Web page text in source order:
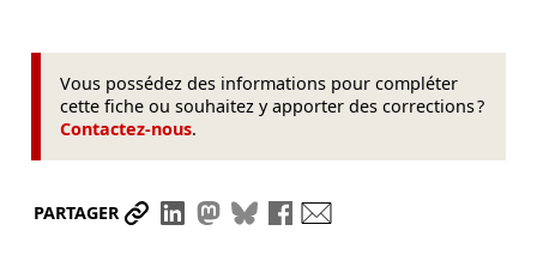
Vous possédez des informations pour compléter
cette fiche ou souhaitez y apporter des corrections ?
Contactez-nous.
PARTAGER Partager le lien
Partager sur LinkedIn
Partager sur Mastodon
Partager sur Bluesky
Partager sur Facebook